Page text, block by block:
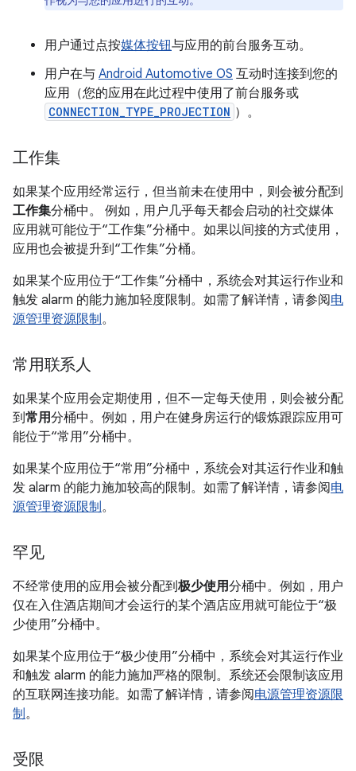
用户通过点按媒体按钮与应用的前台服务互动。
用户在与 Android Automotive OS 互动时连接到您的
应用（您的应用在此过程中使用了前台服务或
CONNECTION_TYPE_PROJECTION ）。
工作集
如果某个应用经常运行，但当前未在使用中，则会被分配到
工作集分桶中。 例如，用户几乎每天都会启动的社交媒体
应用就可能位于“工作集”分桶中。如果以间接的方式使用，
应用也会被提升到“工作集”分桶。
如果某个应用位于“工作集”分桶中，系统会对其运行作业和
触发 alarm 的能力施加轻度限制。如需了解详情，请参阅电
源管理资源限制。
常用联系人
如果某个应用会定期使用，但不一定每天使用，则会被分配
到常用分桶中。例如，用户在健身房运行的锻炼跟踪应用可
能位于“常用”分桶中。
如果某个应用位于“常用”分桶中，系统会对其运行作业和触
发 alarm 的能力施加较高的限制。如需了解详情，请参阅电
源管理资源限制。
罕见
不经常使用的应用会被分配到极少使用分桶中。例如，用户
仅在入住酒店期间才会运行的某个酒店应用就可能位于“极
少使用”分桶中。
如果某个应用位于“极少使用”分桶中，系统会对其运行作业
和触发 alarm 的能力施加严格的限制。系统还会限制该应用
的互联网连接功能。如需了解详情，请参阅电源管理资源限
制。
受限